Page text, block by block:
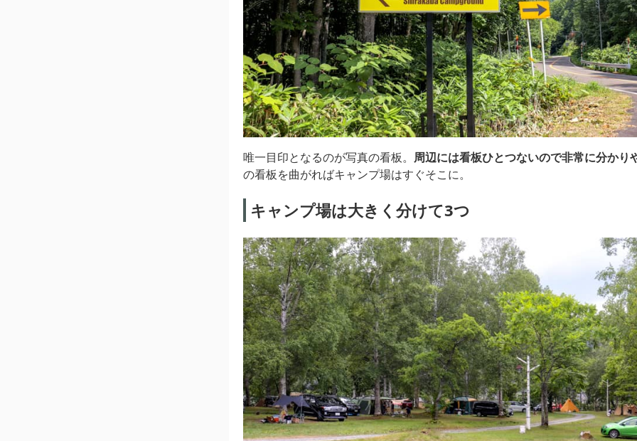
唯一目印となるのが写真の看板。 周辺には看板ひとつないので非常に分かり
の看板を曲がればキャンプ場はすぐそこに。
キャンプ場は大きく分けて3つ